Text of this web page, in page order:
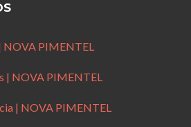
NOVA PIMENTEL
| NOVA PIMENTEL
| NOVA PIMENTEL